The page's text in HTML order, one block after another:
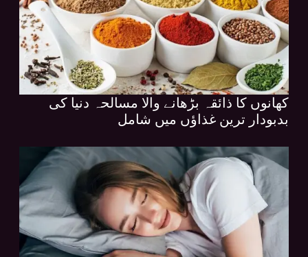
کھانوں کا ذائقہ بڑھانے والا مسالحہ دنیا کی
بدبودار ترین غذاؤں میں شامل